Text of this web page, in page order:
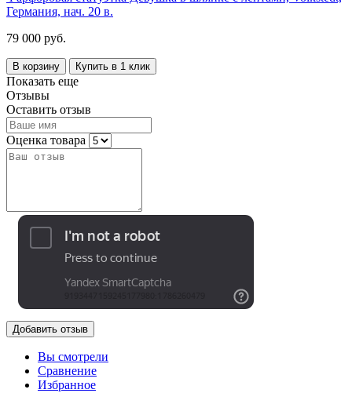
Германия, нач. 20 в.
79 000 руб.
В корзину Купить в 1 клик
Показать еще
Отзывы
Оставить отзыв
Оценка товара
Добавить отзыв
Вы смотрели
Сравнение
Избранное